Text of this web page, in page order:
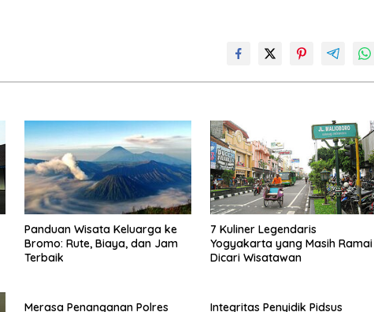
Panduan Wisata Keluarga ke
Bromo: Rute, Biaya, dan Jam
Terbaik
7 Kuliner Legendaris
Yogyakarta yang Masih Ramai
Dicari Wisatawan
Merasa Penanganan Polres
Integritas Penyidik Pidsus